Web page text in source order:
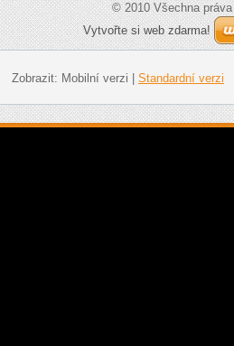
© 2010 Všechna
Vytvořte si web zdarma!
Zobrazit: Mobilní verzi | Standardní verzi